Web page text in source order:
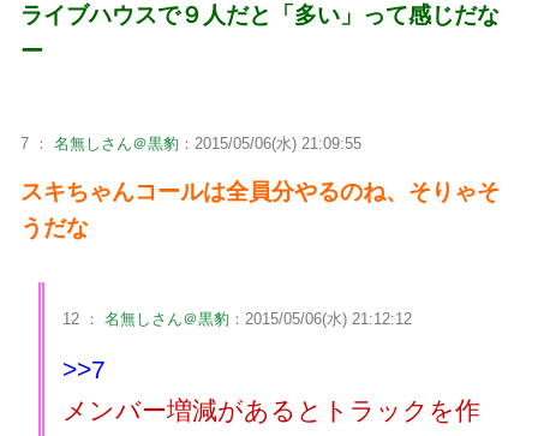
ライブハウスで９人だと「多い」って感じだな
ー
7 ： 名無しさん＠黒豹 ：2015/05/06(水) 21:09:55
スキちゃんコールは全員分やるのね、そりゃそ
うだな
12 ： 名無しさん＠黒豹 ：2015/05/06(水) 21:12:12
>>7
メンバー増減があるとトラックを作